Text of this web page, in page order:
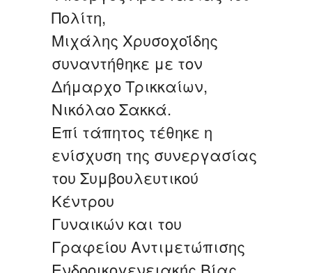
Πολίτη,
Μιχάλης Χρυσοχοΐδης
συναντήθηκε με τον
Δήμαρχο Τρικκαίων,
Νικόλαο Σακκά.
Επί τάπητος τέθηκε η
ενίσχυση της συνεργασίας
του Συμβουλευτικού
Κέντρου
Γυναικών και του
Γραφείου Αντιμετώπισης